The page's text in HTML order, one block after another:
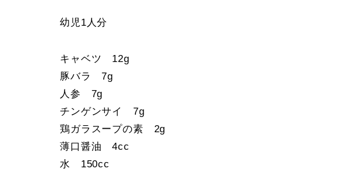
幼児1人分
キャベツ 12g
豚バラ 7g
人参 7g
チンゲンサイ 7g
鶏ガラスープの素 2g
薄口醤油 4cc
水 150cc